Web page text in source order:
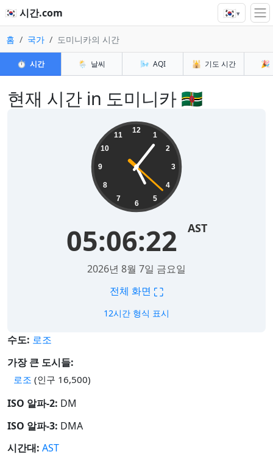
🇰🇷 시간.com 🇰🇷▾
홈 국가 도미니카의 시간
⏱️ 시간 🌦️ 날씨 🌬️ AQI 🕌 기도 시간 🎉
현재 시간 in 도미니카 🇩🇲
12
1
2
3
4
5
6
7
8
9
10
11
05:06:22 AST
2026년 8월 7일 금요일
전체 화면 ⛶
12시간 형식 표시
수도: 로조
가장 큰 도시들:
로조 (인구 16,500)
ISO 알파-2: DM
ISO 알파-3: DMA
시간대: AST